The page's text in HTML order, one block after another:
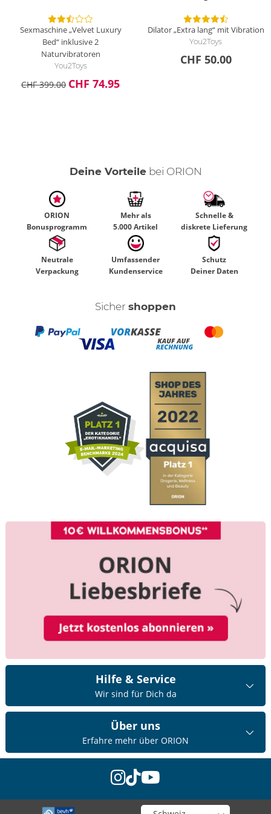
TesterOneam 22.04.2025
Top für jeden der mal was Neues ausprobieren möchte. Auch
nicht ganz eingeführt, fühlt sich die Stimulation schon sehr
intensiv an.
Sexmaschine „Velvet Luxury
Bed“ inklusive 2
Naturvibratoren
You2Toys
CHF 399.00 CHF 74.95
Dilator „Extra lang“ mit Vibration
You2Toys
CHF 50.00
Deine Vorteilebei ORION
ORION
Bonusprogramm
Mehr als
5.000 Artikel
Schnelle &
diskrete Lieferung
Neutrale
Verpackung
Umfassender
Kundenservice
Schutz
Deiner Daten
Sicher shoppen
Hilfe & Service
Wir sind für Dich da
Über uns
Erfahre mehr über ORION
instagram
tiktok
youtube
Wähle deinen Shop